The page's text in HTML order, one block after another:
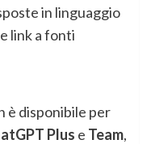
in linguaggio
link a fonti
è disponibile per
Plus e Team,